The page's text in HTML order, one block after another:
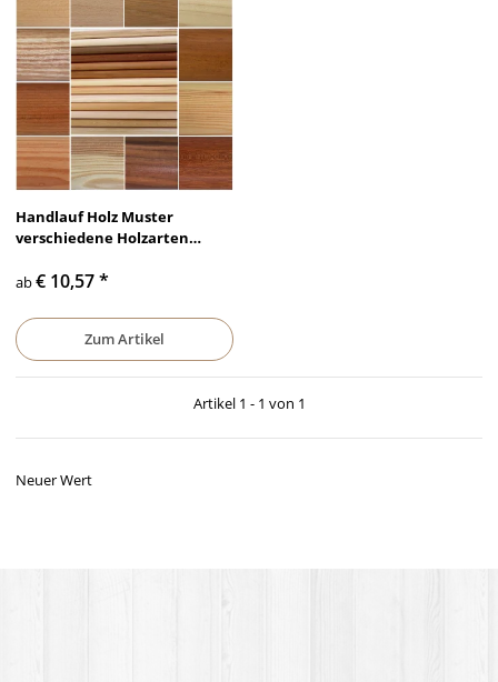
Handlauf Holz Muster
verschiedene Holzarten
ab€ 10,57*
Zum Artikel
Artikel 1 - 1 von 1
Neuer Wert